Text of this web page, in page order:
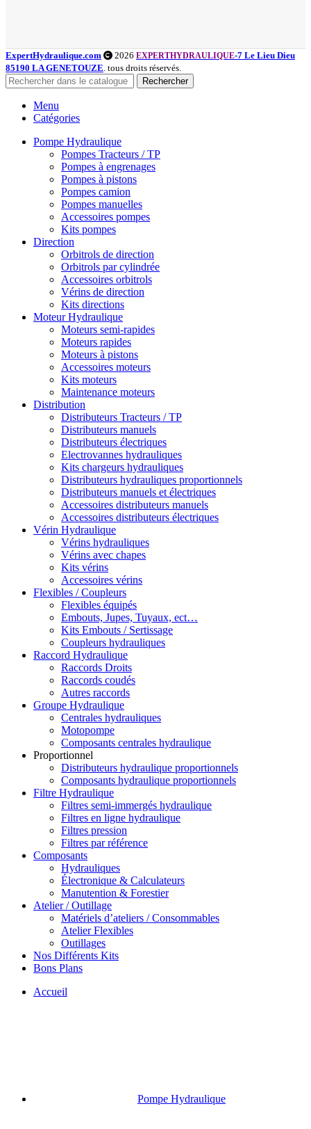
ExpertHydraulique.com 2026 EXPERTHYDRAULIQUE-7 Le Lieu Dieu
85190 LA GENETOUZE. tous droits réservés.
Rechercher
Menu
Catégories
Pompe Hydraulique
Pompes Tracteurs / TP
Pompes à engrenages
Pompes à pistons
Pompes camion
Pompes manuelles
Accessoires pompes
Kits pompes
Direction
Orbitrols de direction
Orbitrols par cylindrée
Accessoires orbitrols
Vérins de direction
Kits directions
Moteur Hydraulique
Moteurs semi-rapides
Moteurs rapides
Moteurs à pistons
Accessoires moteurs
Kits moteurs
Maintenance moteurs
Distribution
Distributeurs Tracteurs / TP
Distributeurs manuels
Distributeurs électriques
Electrovannes hydrauliques
Kits chargeurs hydrauliques
Distributeurs hydrauliques proportionnels
Distributeurs manuels et électriques
Accessoires distributeurs manuels
Accessoires distributeurs électriques
Vérin Hydraulique
Vérins hydrauliques
Vérins avec chapes
Kits vérins
Accessoires vérins
Flexibles / Coupleurs
Flexibles équipés
Embouts, Jupes, Tuyaux, ect…
Kits Embouts / Sertissage
Coupleurs hydrauliques
Raccord Hydraulique
Raccords Droits
Raccords coudés
Autres raccords
Groupe Hydraulique
Centrales hydrauliques
Motopompe
Composants centrales hydraulique
Proportionnel
Distributeurs hydraulique proportionnels
Composants hydraulique proportionnels
Filtre Hydraulique
Filtres semi-immergés hydraulique
Filtres en ligne hydraulique
Filtres pression
Filtres par référence
Composants
Hydrauliques
Électronique & Calculateurs
Manutention & Forestier
Atelier / Outillage
Matériels d’ateliers / Consommables
Atelier Flexibles
Outillages
Nos Différents Kits
Bons Plans
Accueil
Pompe Hydraulique